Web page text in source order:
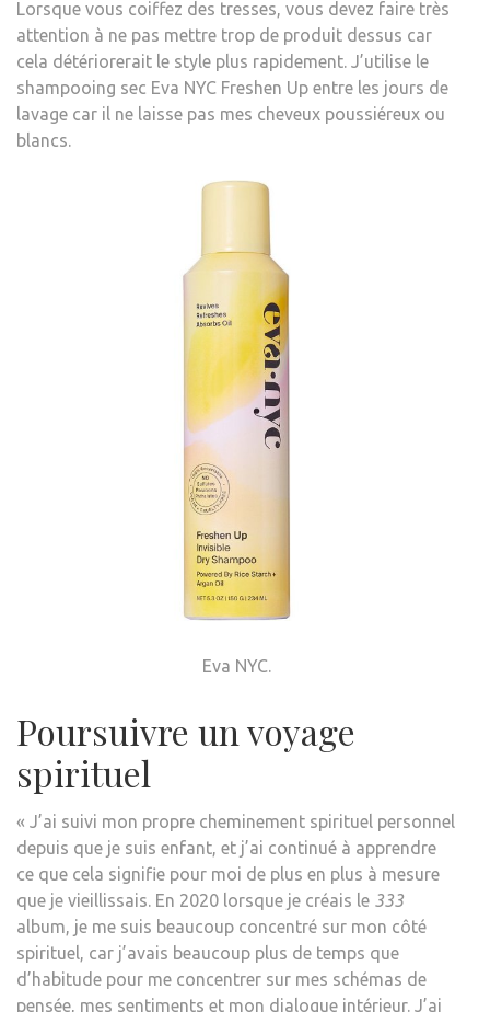
Lorsque vous coiffez des tresses, vous devez faire très
attention à ne pas mettre trop de produit dessus car
cela détériorerait le style plus rapidement. J’utilise le
shampooing sec Eva NYC Freshen Up entre les jours de
lavage car il ne laisse pas mes cheveux poussiéreux ou
blancs.
Eva NYC.
Poursuivre un voyage
spirituel
« J’ai suivi mon propre cheminement spirituel personnel
depuis que je suis enfant, et j’ai continué à apprendre
ce que cela signifie pour moi de plus en plus à mesure
que je vieillissais. En 2020 lorsque je créais le 333
album, je me suis beaucoup concentré sur mon côté
spirituel, car j’avais beaucoup plus de temps que
d’habitude pour me concentrer sur mes schémas de
pensée, mes sentiments et mon dialogue intérieur. J’ai